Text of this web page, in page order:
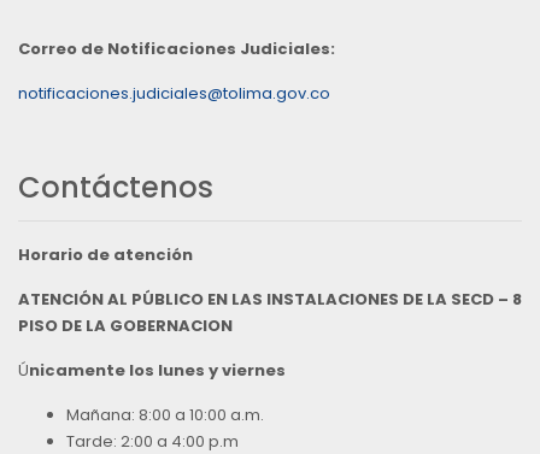
Correo de Notificaciones Judiciales:
notificaciones.judiciales@tolima.gov.co
Contáctenos
Horario de atención
ATENCIÓN AL PÚBLICO EN LAS INSTALACIONES DE LA SECD – 8
PISO DE LA GOBERNACION
Únicamente los lunes y viernes
Mañana: 8:00 a 10:00 a.m.
Tarde: 2:00 a 4:00 p.m